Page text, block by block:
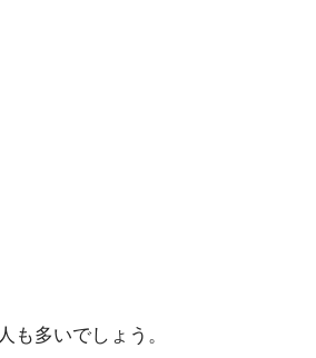
多いでしょう。